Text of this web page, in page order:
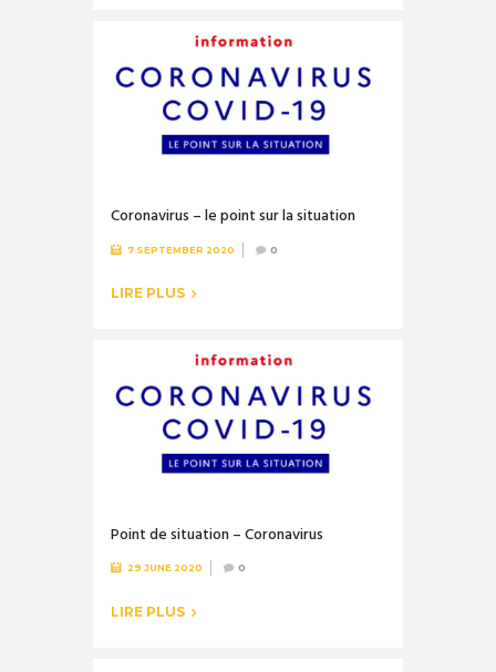
Coronavirus – le point sur la situation
7 SEPTEMBER 2020 0
LIRE PLUS
Point de situation – Coronavirus
29 JUNE 2020 0
LIRE PLUS